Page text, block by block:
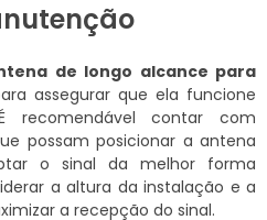
de longo alcance para
assegurar que ela funcione
recomendável contar com
possam posicionar a antena
o sinal da melhor forma
a altura da instalação e a
a recepção do sinal.